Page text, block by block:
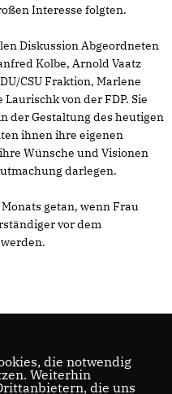
Interesse folgten.
Diskussion Abgeordneten
Kolbe, Arnold Vaatz
CSU Fraktion, Marlene
von der FDP. Sie
der Gestaltung des heutigen
ihnen ihre eigenen
Wünsche und Visionen
darlegen.
getan, wenn Frau
vor dem
die notwendig
Weiterhin
die uns